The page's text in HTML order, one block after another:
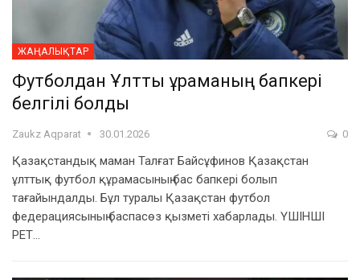
ЖАҢАЛЫҚТАР
Футболдан Ұлттық құраманың бапкері
белгілі болды
Zaukz Aqparat 30.01.2026 0
Қазақстандық маман Талғат Байсұфинов Қазақстан
ұлттық футбол құрамасының бас бапкері болып
тағайындалды. Бұл туралы Қазақстан футбол
федерациясының баспасөз қызметі хабарлады. ҮШІНШІ
РЕТ…